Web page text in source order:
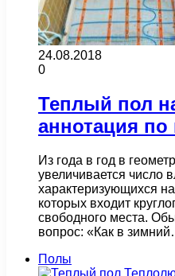
24.08.2018
0
Теплый пол
аннотация
Из года в год в
увеличивается число
характеризующихся
которых входит
свободного места.
вопрос: «Как в
Полы